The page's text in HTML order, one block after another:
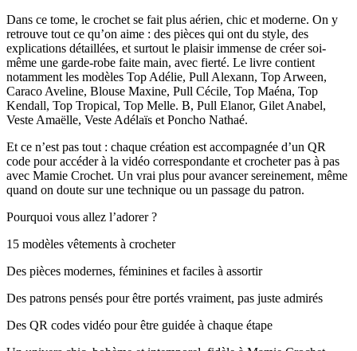
Dans ce tome, le crochet se fait plus aérien, chic et moderne. On y
retrouve tout ce qu’on aime : des pièces qui ont du style, des
explications détaillées, et surtout le plaisir immense de créer soi-
même une garde-robe faite main, avec fierté. Le livre contient
notamment les modèles Top Adélie, Pull Alexann, Top Arween,
Caraco Aveline, Blouse Maxine, Pull Cécile, Top Maéna, Top
Kendall, Top Tropical, Top Melle. B, Pull Elanor, Gilet Anabel,
Veste Amaëlle, Veste Adélaïs et Poncho Nathaé.
Et ce n’est pas tout : chaque création est accompagnée d’un QR
code pour accéder à la vidéo correspondante et crocheter pas à pas
avec Mamie Crochet. Un vrai plus pour avancer sereinement, même
quand on doute sur une technique ou un passage du patron.
Pourquoi vous allez l’adorer ?
15 modèles vêtements à crocheter
Des pièces modernes, féminines et faciles à assortir
Des patrons pensés pour être portés vraiment, pas juste admirés
Des QR codes vidéo pour être guidée à chaque étape